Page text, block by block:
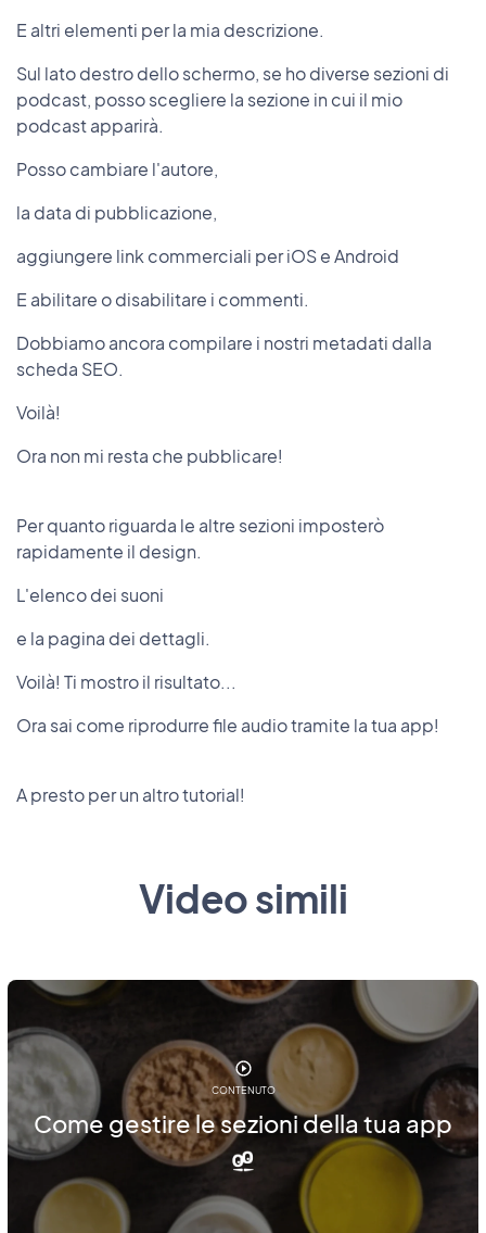
E altri elementi per la mia descrizione.
Sul lato destro dello schermo, se ho diverse sezioni di
podcast, posso scegliere la sezione in cui il mio
podcast apparirà.
Posso cambiare l'autore,
la data di pubblicazione,
aggiungere link commerciali per iOS e Android
E abilitare o disabilitare i commenti.
Dobbiamo ancora compilare i nostri metadati dalla
scheda SEO.
Voilà!
Ora non mi resta che pubblicare!
Per quanto riguarda le altre sezioni imposterò
rapidamente il design.
L'elenco dei suoni
e la pagina dei dettagli.
Voilà! Ti mostro il risultato...
Ora sai come riprodurre file audio tramite la tua app!
A presto per un altro tutorial!
Video simili
CONTENUTO
Come gestire le sezioni della tua app